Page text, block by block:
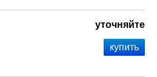
уточняйте